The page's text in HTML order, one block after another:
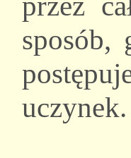
sposób,
uczynek.